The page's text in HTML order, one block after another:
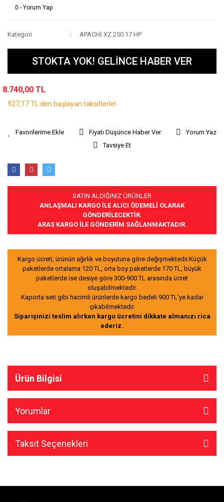
0 - Yorum Yap
Kategori APACHİ XZ 250 17 HP
STOKTA YOK! GELİNCE HABER VER
8.740,00 TL
927,17 TL den başlayan taksitlerle!
Fiyatı Düşünce Haber Ver
Yorum Yaz
Tavsiye Et
SATIN ALDIĞINIZ ÜRÜNLER
ANLAŞMALI KARGO İLE ALICI ÖDEMELİ OLARAK
GÖNDERİLECEKTİR.
ARAS KARGO İLE GÖNDERİM SAĞLANMAKTADIR.
Kargo ücreti, ürünün ağırlık ve boyutuna göre değişmektedir.Küçük
paketlerde ortalama 120 TL, orta boy paketlerde 170 TL, büyük
paketlerde ise desiye göre 300-900 TL arasında ücret
oluşabilmektedir.
Kaporta seti gibi hacimli ürünlerde kargo bedeli 900 TL’ye kadar
çıkabilmektedir.
Siparişinizi teslim alırken kargo ücretini dikkate almanızı rica
ederiz.
Ürün Bilgisi
Yorumlar
Taksit Seçenekleri